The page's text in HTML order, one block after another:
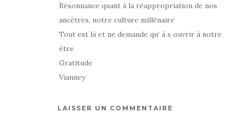
Résonnance quant à la réappropriation de nos
ancêtres, notre culture millénaire
Tout est là et ne demande qu’ à s ouvrir à notre
être
Gratitude
Vianney
LAISSER UN COMMENTAIRE